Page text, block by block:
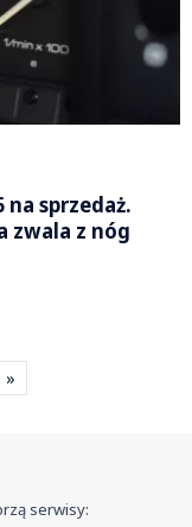
na sprzedaż.
zwala z nóg
»
serwisy: